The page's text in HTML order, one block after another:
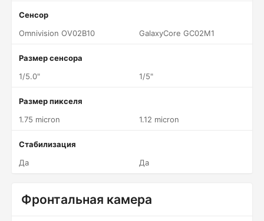
Сенсор
Omnivision OV02B10
GalaxyCore GC02M1
Размер сенсора
1/5.0"
1/5"
Размер пикселя
1.75 micron
1.12 micron
Стабилизация
Да
Да
Фронтальная камера